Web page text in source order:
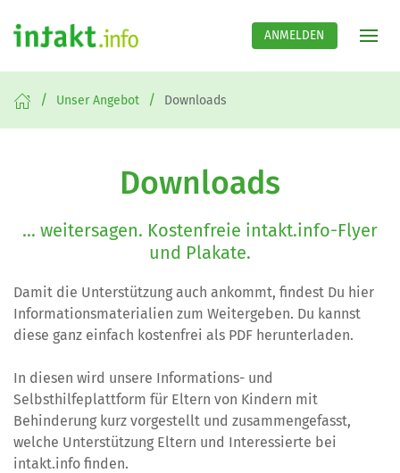
ANMELDEN
Unser Angebot Downloads
Downloads
... weitersagen. Kostenfreie intakt.info-Flyer
und Plakate.
Damit die Unterstützung auch ankommt, findest Du hier
Informationsmaterialien zum Weitergeben. Du kannst
diese ganz einfach kostenfrei als PDF herunterladen.
In diesen wird unsere Informations- und
Selbsthilfeplattform für Eltern von Kindern mit
Behinderung kurz vorgestellt und zusammengefasst,
welche Unterstützung Eltern und Interessierte bei
intakt.info finden.